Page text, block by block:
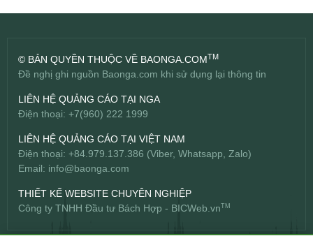
© BẢN QUYỀN THUỘC VỀ BAONGA.COMTM
Đề nghị ghi nguồn Baonga.com khi sử dụng lại thông tin
LIÊN HỆ QUẢNG CÁO TẠI NGA
Điện thoại: +7(960) 222 1999
LIÊN HỆ QUẢNG CÁO TẠI VIỆT NAM
Điện thoại: +84.979.137.386 (Viber, Whatsapp, Zalo)
Email: info@baonga.com
THIẾT KẾ WEBSITE CHUYÊN NGHIỆP
Công ty TNHH Đầu tư Bách Hợp - BICWeb.vnTM